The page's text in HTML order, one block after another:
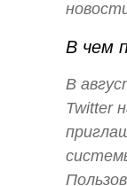
В чем
В
Twitter